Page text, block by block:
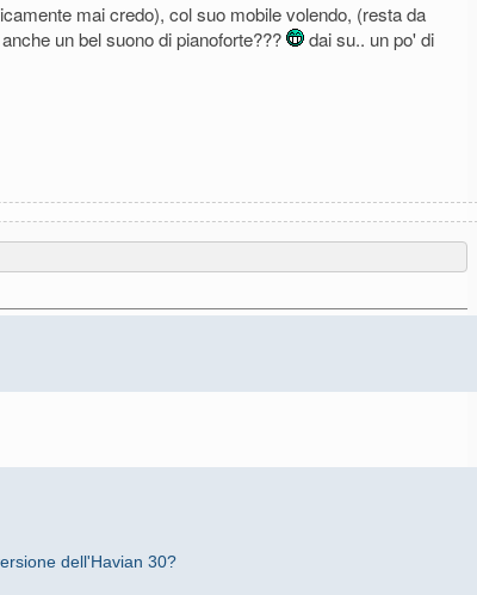
mai credo), col suo mobile volendo, (resta da
un bel suono di pianoforte???
dai su.. un po' di
dell'Havian 30?